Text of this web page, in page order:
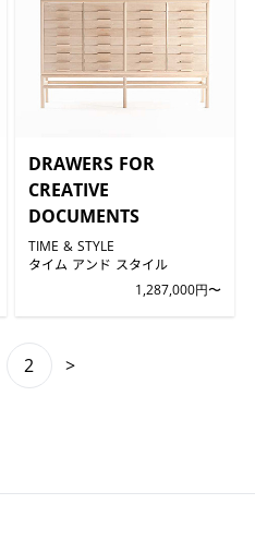
DRAWERS FOR
CREATIVE
DOCUMENTS
TIME & STYLE
タイム アンド スタイル
1,287,000円〜
2 >